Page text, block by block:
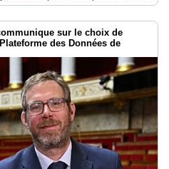
sur le choix de
des Données de